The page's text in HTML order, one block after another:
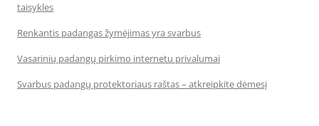
taisykles
Renkantis padangas žymėjimas yra svarbus
Vasarinių padangų pirkimo internetu privalumai
Svarbus padangų protektoriaus raštas – atkreipkite dėmesį